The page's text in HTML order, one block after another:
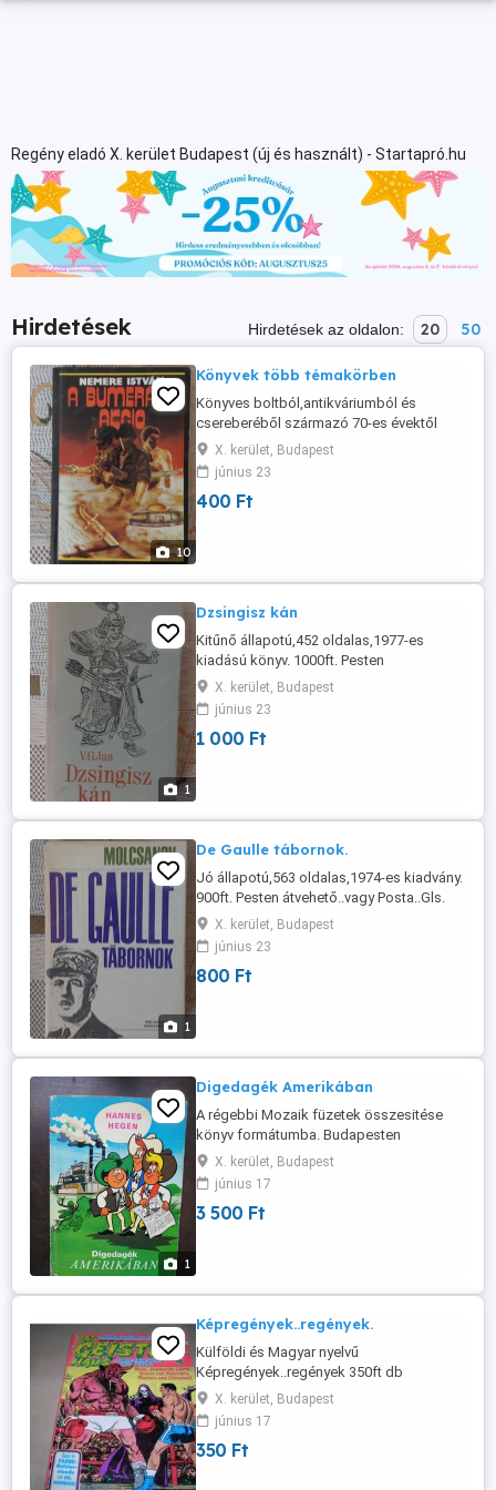
Regény eladó X. kerület Budapest (új és használt) - Startapró.hu
Hirdetések Hirdetések az oldalon: 20 50
10
Könyvek több témakörben
Könyves boltból,antikváriumból és
csereberéből származó 70-es évektől
induló,Retro könyvek ,a fotón látható
állapotban. Nem lomis! 400ft.-tól.... Pesten
átvehető..vagy GLS,..Posta
X. kerület, Budapest
június 23
400 Ft
1
Dzsingisz kán
Kitűnő állapotú,452 oldalas,1977-es
kiadású könyv. 1000ft. Pesten
átvehető..vagy GLS,Posta.
X. kerület, Budapest
június 23
1 000 Ft
1
De Gaulle tábornok.
Jó állapotú,563 oldalas,1974-es kiadvány.
900ft. Pesten átvehető..vagy Posta..Gls.
X. kerület, Budapest
június 23
800 Ft
1
Digedagék Amerikában
A régebbi Mozaik füzetek összesitése
könyv formátumba. Budapesten
átvehető..Vagy GLS...Posta.3500ft.
X. kerület, Budapest
június 17
3 500 Ft
Képregények..regények.
Külföldi és Magyar nyelvű
Képregények..regények 350ft db
Budapesten átvehető..Vagy GLS...Posta..
Érd.privátban
X. kerület, Budapest
június 17
350 Ft